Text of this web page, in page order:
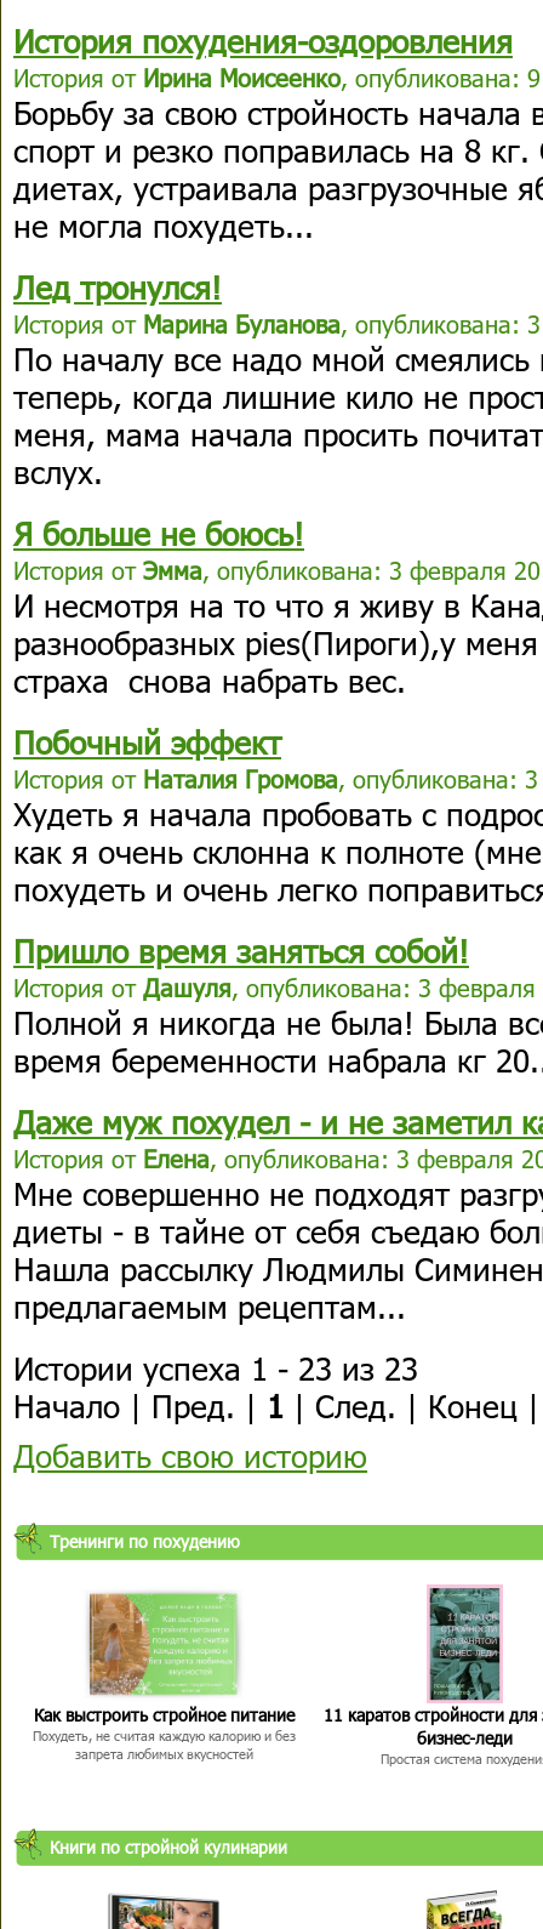
История похудения-оздоровления
История от Ирина Моисеенко, опубликована:
Борьбу за свою стройность начала
спорт и резко поправилась на 8
диетах, устраивала разгрузочные
не могла похудеть...
Лед тронулся!
История от Марина Буланова, опубликована:
По началу все надо мной
теперь, когда лишние кило не
меня, мама начала просить
вслух.
Я больше не боюсь!
История отЭмма, опубликована: 3 февраля
И несмотря на то что я живу в
разнообразных pies(Пироги),у
страха снова набрать вес.
Побочный эффект
История от Наталия Громова, опубликована:
Худеть я начала пробовать с
как я очень склонна к полноте
похудеть и очень легко
Пришло время заняться собой!
История отДашуля, опубликована: 3
Полной я никогда не была! Была
время беременности набрала кг
Даже муж похудел - и не заметил
История от Елена, опубликована: 3 февраля
Мне совершенно не подходят
диеты - в тайне от себя съедаю
Нашла рассылку Людмилы
предлагаемым рецептам...
Истории успеха 1 - 23 из 23
Начало | Пред. | 1 | След. | Конец
Добавить свою историю
Тренинги по похудению
Как выстроить стройное питание
Похудеть, не считая каждую калорию и без
запрета любимых вкусностей
11 каратов стройности для
бизнес-леди
Простая система
Книги по стройной кулинарии